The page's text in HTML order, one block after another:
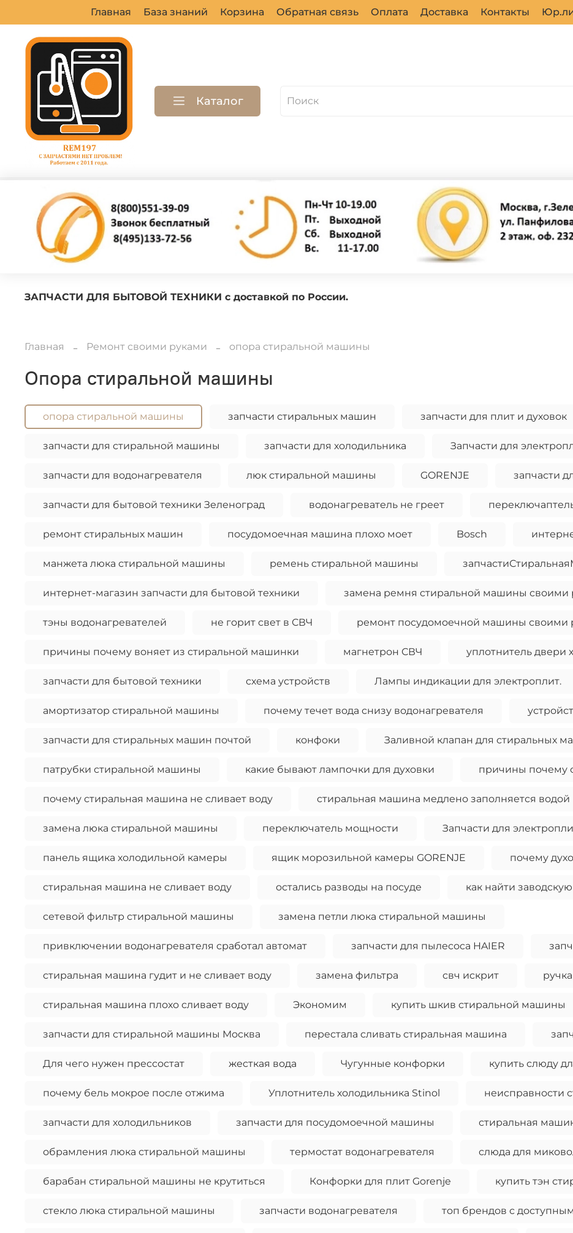
Главная База знаний Корзина Обратная связь Оплата Доставка Контакты
Каталог
ЗАПЧАСТИ ДЛЯ БЫТОВОЙ ТЕХНИКИ с доставкой по России.
Главная Ремонт своими руками опора стиральной машины
опора стиральной машины
опора стиральной машины запчасти стиральных машин запчасти для плит и духовок
запчасти для стиральной машины запчасти для холодильника Запчасти для
запчасти для водонагревателя люк стиральной машины GORENJE запчасти
запчасти для бытовой техники Зеленоград водонагреватель не греет
ремонт стиральных машин посудомоечная машина плохо моет Bosch
манжета люка стиральной машины ремень стиральной машины
интернет-магазин запчасти для бытовой техники замена ремня стиральной машины своими
тэны водонагревателей не горит свет в СВЧ ремонт посудомоечной машины своими
причины почему воняет из стиральной машинки магнетрон СВЧ уплотнитель двери
запчасти для бытовой техники схема устройств Лампы индикации для электроплит.
амортизатор стиральной машины почему течет вода снизу водонагревателя
запчасти для стиральных машин почтой конфоки Заливной клапан для стиральных
патрубки стиральной машины какие бывают лампочки для духовки причины почему
почему стиральная машина не сливает воду стиральная машина медлено заполняется водой
замена люка стиральной машины переключатель мощности Запчасти для
панель ящика холодильной камеры ящик морозильной камеры GORENJE почему
стиральная машина не сливает воду остались разводы на посуде как найти
сетевой фильтр стиральной машины замена петли люка стиральной машины
привключении водонагревателя сработал автомат запчасти для пылесоса HAIER
стиральная машина гудит и не сливает воду замена фильтра свч искрит
стиральная машина плохо сливает воду Экономим купить шкив стиральной машины
запчасти для стиральной машины Москва перестала сливать стиральная машина
Для чего нужен прессостат жесткая вода Чугунные конфорки купить слюду
почему бель мокрое после отжима Уплотнитель холодильника Stinol неисправности
запчасти для холодильников запчасти для посудомоечной машины стиральная
обрамления люка стиральной машины термостат водонагревателя слюда для
барабан стиральной машины не крутиться Конфорки для плит Gorenje купить тэн
стекло люка стиральной машины запчасти водонагревателя топ брендов с